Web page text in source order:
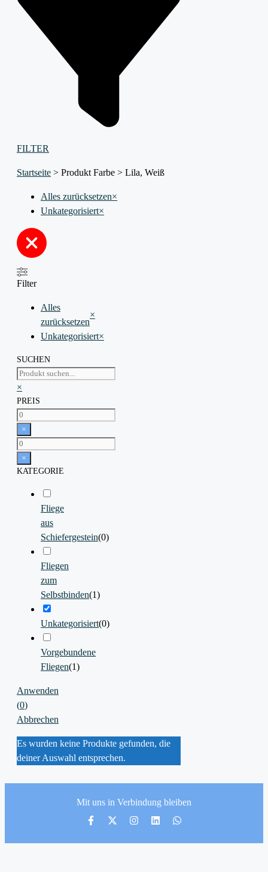
FILTER
Startseite > Produkt Farbe > Lila, Weiß
Alles zurücksetzen×
Unkategorisiert×
Filter
Alles
zurücksetzen
×
Unkategorisiert×
SUCHEN
Suchen
×
PREIS
×
×
KATEGORIE
Fliege
aus
Schiefergestein(0)
Fliegen
zum
Selbstbinden(1)
Unkategorisiert(0)
Vorgebundene
Fliegen(1)
Anwenden
(0)
Abbrechen
Es wurden keine Produkte gefunden, die
deiner Auswahl entsprechen.
Mit uns in Verbindung bleiben